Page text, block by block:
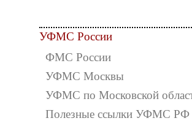
УФМС России
ФМС России
УФМС Москвы
УФМС по Московской
Полезные ссылки УФМС РФ